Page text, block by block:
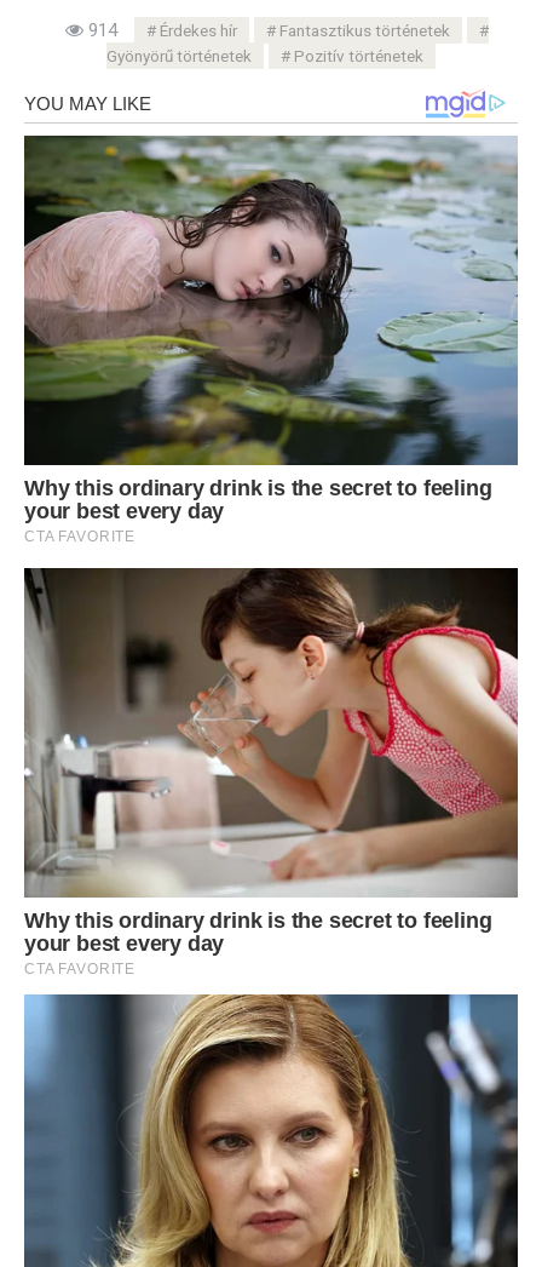
914 Érdekes hír
Fantasztikus történetek
Gyönyörű történetek
Pozitív történetek